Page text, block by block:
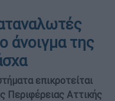
άνοιγμα της
επικροτείται
Περιφέρειας Αττικής